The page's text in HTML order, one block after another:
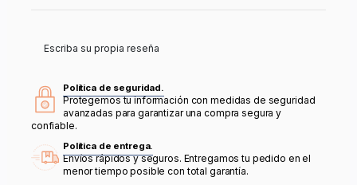
Escriba su propia reseña
Política de seguridad.
Protegemos tu información con medidas de seguridad
avanzadas para garantizar una compra segura y
confiable.
Política de entrega.
Envíos rápidos y seguros. Entregamos tu pedido en el
menor tiempo posible con total garantía.